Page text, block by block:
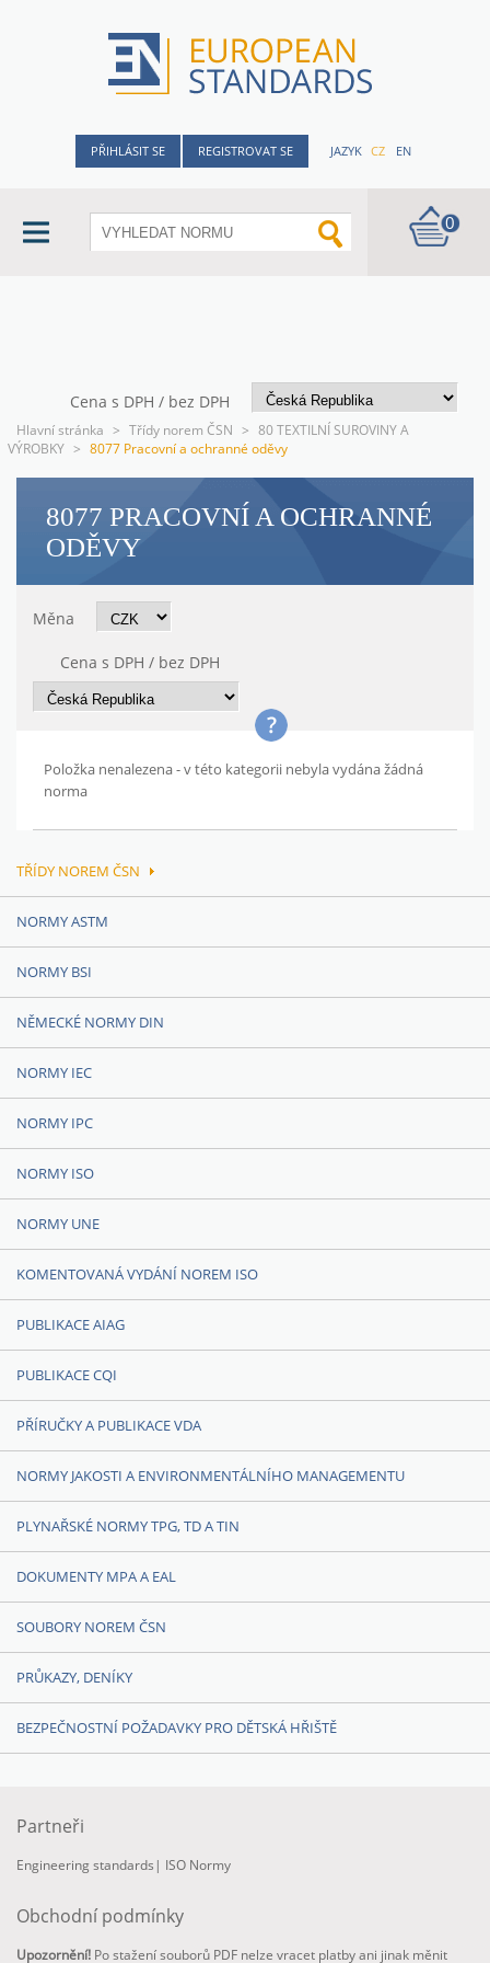
PŘIHLÁSIT SE REGISTROVAT SE JAZYK CZ EN
0
Cena s DPH / bez DPH
Hlavní stránka > Třídy norem ČSN > 80 TEXTILNÍ SUROVINY A
VÝROBKY > 8077 Pracovní a ochranné oděvy
8077 PRACOVNÍ A OCHRANNÉ
ODĚVY
Měna
Cena s DPH / bez DPH
Položka nenalezena - v této kategorii nebyla vydána žádná
norma
TŘÍDY NOREM ČSN
NORMY ASTM
NORMY BSI
NĚMECKÉ NORMY DIN
NORMY IEC
NORMY IPC
NORMY ISO
NORMY UNE
KOMENTOVANÁ VYDÁNÍ NOREM ISO
PUBLIKACE AIAG
PUBLIKACE CQI
PŘÍRUČKY A PUBLIKACE VDA
NORMY JAKOSTI A ENVIRONMENTÁLNÍHO MANAGEMENTU
PLYNAŘSKÉ NORMY TPG, TD A TIN
DOKUMENTY MPA A EAL
SOUBORY NOREM ČSN
PRŮKAZY, DENÍKY
BEZPEČNOSTNÍ POŽADAVKY PRO DĚTSKÁ HŘIŠTĚ
Partneři
Engineering standards | ISO Normy
Obchodní podmínky
Upozornění! Po stažení souborů PDF nelze vracet platby ani jinak měnit